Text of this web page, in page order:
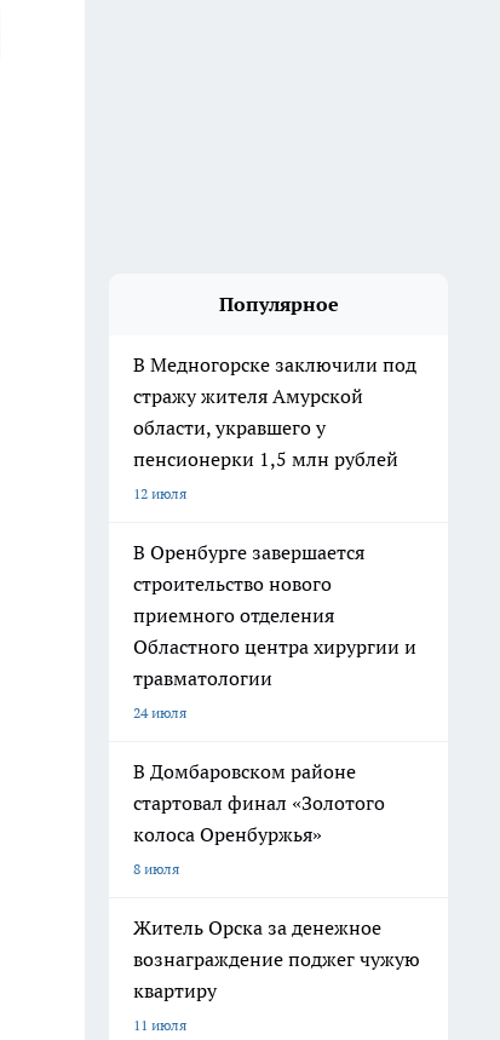
Популярное
В Медногорске заключили под
стражу жителя Амурской
области, укравшего у
пенсионерки 1,5 млн рублей
12 июля
В Оренбурге завершается
строительство нового
приемного отделения
Областного центра хирургии и
травматологии
24 июля
В Домбаровском районе
стартовал финал «Золотого
колоса Оренбуржья»
8 июля
Житель Орска за денежное
вознаграждение поджег чужую
квартиру
11 июля